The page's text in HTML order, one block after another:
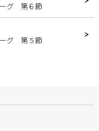
ーグ 第６節
ーグ 第５節
ーグ 第３節